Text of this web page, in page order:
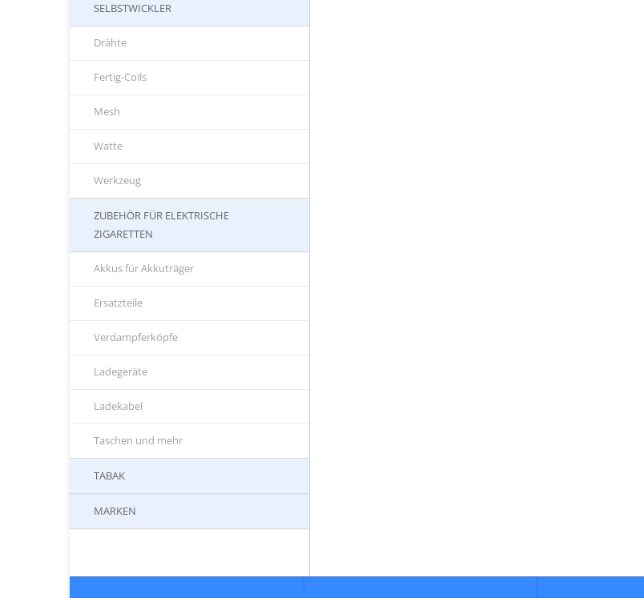
SELBSTWICKLER
Drähte
Fertig-Coils
Mesh
Watte
Werkzeug
ZUBEHÖR FÜR ELEKTRISCHE
ZIGARETTEN
Akkus für Akkuträger
Ersatzteile
Verdampferköpfe
Ladegeräte
Ladekabel
Taschen und mehr
TABAK
MARKEN